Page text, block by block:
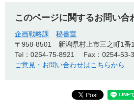
このページに関するお問い合
企画戦略課
秘書室
〒958-8501
新潟県村上市三之町1番
Tel：0254-75-8921
Fax：0254-53-
ご意見・お問い合わせはこちらから